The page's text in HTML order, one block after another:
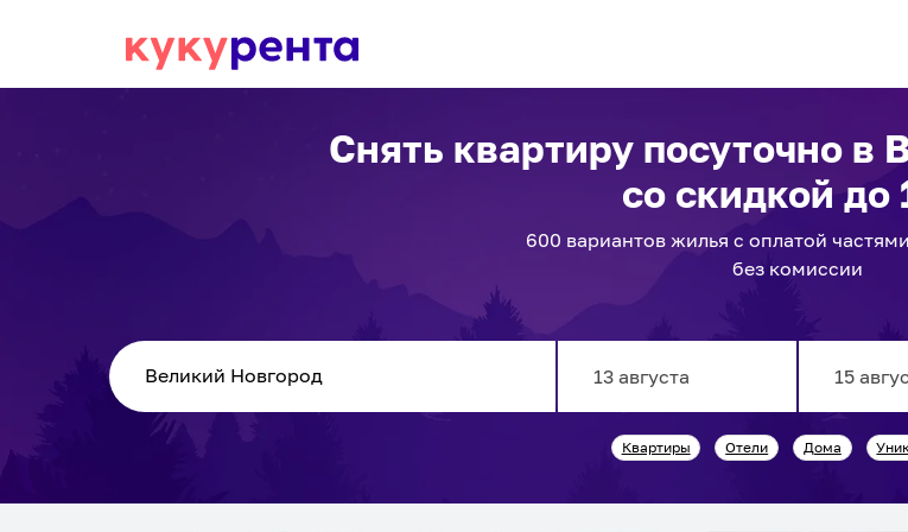
Снять квартиру посуточно в
со скидкой до
600 вариантов жилья с оплатой
без комиссии
forward
interact
backward
interact
Квартиры Отели Дома